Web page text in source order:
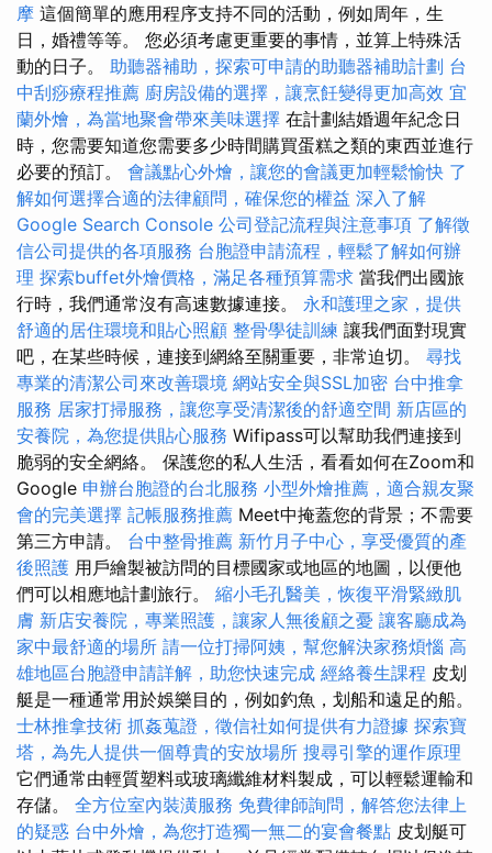
摩 這個簡單的應用程序支持不同的活動，例如周年，生
日，婚禮等等。 您必須考慮更重要的事情，並算上特殊活
動的日子。 助聽器補助，探索可申請的助聽器補助計劃 台
中刮痧療程推薦 廚房設備的選擇，讓烹飪變得更加高效 宜
蘭外燴，為當地聚會帶來美味選擇 在計劃結婚週年紀念日
時，您需要知道您需要多少時間購買蛋糕之類的東西並進行
必要的預訂。 會議點心外燴，讓您的會議更加輕鬆愉快 了
解如何選擇合適的法律顧問，確保您的權益 深入了解
Google Search Console 公司登記流程與注意事項 了解徵
信公司提供的各項服務 台胞證申請流程，輕鬆了解如何辦
理 探索buffet外燴價格，滿足各種預算需求 當我們出國旅
行時，我們通常沒有高速數據連接。 永和護理之家，提供
舒適的居住環境和貼心照顧 整骨學徒訓練 讓我們面對現實
吧，在某些時候，連接到網絡至關重要，非常迫切。 尋找
專業的清潔公司來改善環境 網站安全與SSL加密 台中推拿
服務 居家打掃服務，讓您享受清潔後的舒適空間 新店區的
安養院，為您提供貼心服務 Wifipass可以幫助我們連接到
脆弱的安全網絡。 保護您的私人生活，看看如何在Zoom和
Google 申辦台胞證的台北服務 小型外燴推薦，適合親友聚
會的完美選擇 記帳服務推薦 Meet中掩蓋您的背景；不需要
第三方申請。 台中整骨推薦 新竹月子中心，享受優質的產
後照護 用戶繪製被訪問的目標國家或地區的地圖，以便他
們可以相應地計劃旅行。 縮小毛孔醫美，恢復平滑緊緻肌
膚 新店安養院，專業照護，讓家人無後顧之憂 讓客廳成為
家中最舒適的場所 請一位打掃阿姨，幫您解決家務煩惱 高
雄地區台胞證申請詳解，助您快速完成 經絡養生課程 皮划
艇是一種通常用於娛樂目的，例如釣魚，划船和遠足的船。
士林推拿技術 抓姦蒐證，徵信社如何提供有力證據 探索寶
塔，為先人提供一個尊貴的安放場所 搜尋引擎的運作原理
它們通常由輕質塑料或玻璃纖維材料製成，可以輕鬆運輸和
存儲。 全方位室內裝潢服務 免費律師詢問，解答您法律上
的疑惑 台中外燴，為您打造獨一無二的宴會餐點 皮划艇可